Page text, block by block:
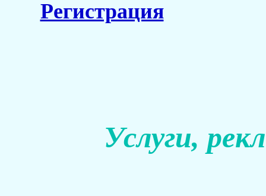
Регистрация
Услуги,